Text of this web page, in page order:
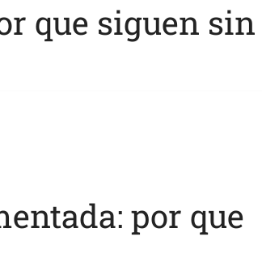
que siguen sin
por que